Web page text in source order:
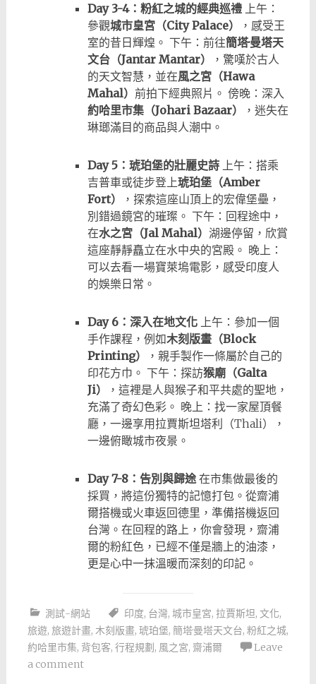
Day 3-4：粉紅之城的經典巡禮上午：
參觀城市皇宮（City Palace）
，感受王
室的昔日輝煌。 下午：前往簡塔·曼塔天
文台（Jantar Mantar）
，驚嘆於古人
的天文智慧，並在風之宮（Hawa
Mahal） 前拍下經典照片。 傍晚：深入
約哈里市集（Johari Bazaar）
，迷失在
琳瑯滿目的商品與人潮中。
Day 5：琥珀堡的壯麗史詩上午：搭乘
吉普車或徒步登上琥珀堡（Amber
Fort）
，探索這座山頂上的宏偉堡壘，
別錯過鏡宮的璀璨。 下午：回程途中，
在水之宮（Jal Mahal） 湖邊停留，欣賞
這座靜靜矗立在水中央的宮殿。 晚上：
可以去看一場寶萊塢電影，感受印度人
的娛樂日常。
Day 6：深入在地文化上午：參加一個
手作課程，例如木刻版畫（Block
Printing）
，親手製作一條屬於自己的
印花方巾。 下午：探訪猴廟（Galta
Ji）
，這裡是人與猴子和平共處的聖地，
充滿了奇幻色彩。 晚上：找一家屋頂餐
廳，一邊享用拉賈斯坦塔利（Thali），
一邊俯瞰城市夜景。
Day 7-8：告別與歸途在市集做最後的
採買，將這份獨特的記憶打包。從齋浦
爾搭機或火車返回德里，準備搭機返回
台灣。在回程的路上，你會發現，齋浦
爾的粉紅色，已經不僅是牆上的油漆，
更是心中一抹溫暖而深刻的印記。
測試-網站 印度, 台灣, 城市皇宮, 拉賈斯坦, 文化,
旅遊, 旅遊計畫, 木刻版畫, 琥珀堡, 簡塔·曼塔天文台, 粉紅之城,
約哈里市集, 背包客, 行程規劃, 風之宮, 齋浦爾
Leave
a comment